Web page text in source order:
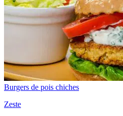
Burgers de pois chiches
Zeste